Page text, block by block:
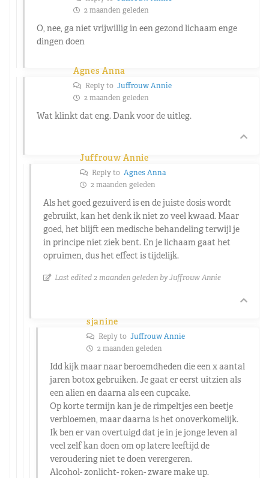
2 maanden geleden
O, nee, ga niet vrijwillig in een gezond lichaam enge
dingen doen
Agnes Anna
Reply to Juffrouw Annie
2 maanden geleden
Wat klinkt dat eng. Dank voor de uitleg.
Juffrouw Annie
Reply to Agnes Anna
2 maanden geleden
Als het goed gezuiverd is en de juiste dosis wordt
gebruikt, kan het denk ik niet zo veel kwaad. Maar
goed, het blijft een medische behandeling terwijl je
in principe niet ziek bent. En je lichaam gaat het
opruimen, dus het effect is tijdelijk.
Last edited 2 maanden geleden by Juffrouw Annie
sjanine
Reply to Juffrouw Annie
2 maanden geleden
Idd kijk maar naar beroemdheden die een x aantal
jaren botox gebruiken. Je gaat er eerst uitzien als
een alien en daarna als een cupcake.
Op korte termijn kan je de rimpeltjes een beetje
verbloemen, maar daarna is het onoverkomelijk.
Ik ben er van overtuigd dat je in je jonge leven al
veel zelf kan doen om op latere leeftijd de
veroudering niet te doen verergeren.
Alcohol- zonlicht- roken- zware make up.